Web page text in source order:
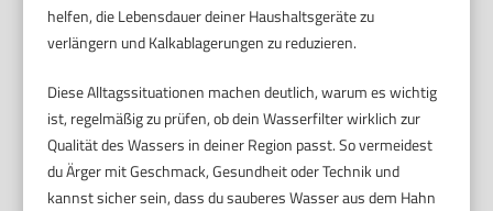
helfen, die Lebensdauer deiner Haushaltsgeräte zu
verlängern und Kalkablagerungen zu reduzieren.
Diese Alltagssituationen machen deutlich, warum es wichtig
ist, regelmäßig zu prüfen, ob dein Wasserfilter wirklich zur
Qualität des Wassers in deiner Region passt. So vermeidest
du Ärger mit Geschmack, Gesundheit oder Technik und
kannst sicher sein, dass du sauberes Wasser aus dem Hahn